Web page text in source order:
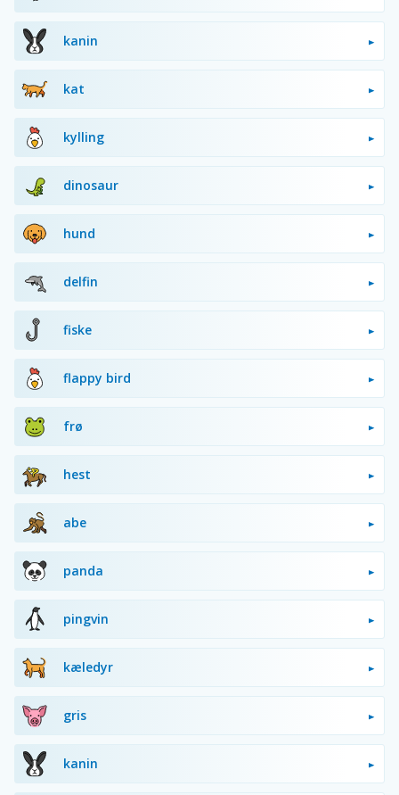
kanin
kat
kylling
dinosaur
hund
delfin
fiske
flappy bird
frø
hest
abe
panda
pingvin
kæledyr
gris
kanin